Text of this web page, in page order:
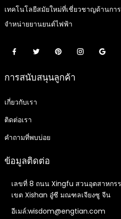
เทคโนโลยีสมัยใหม่ที่เชี่ยวชาญด้านก
จำหน่ายยานยนต์ไฟฟ้า
การสนับสนุนลูกค้า
เกี่ยวกับเรา
ติดต่อเรา
คำถามที่พบบ่อย
ข้อมูลติดต่อ
เลขที่ 8 ถนน Xingfu สวนอุตสาหกร
เขต Xishan อู๋ซี มณฑลเจียงซู จีน
อีเมล์:wisdom@engtian.com